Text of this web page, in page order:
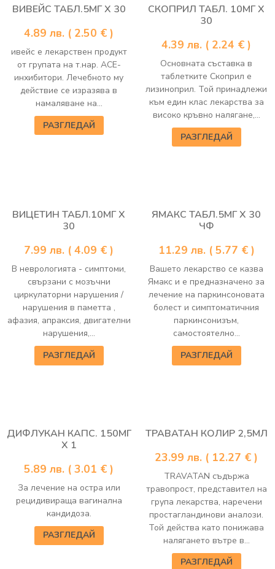
ВИВЕЙС ТАБЛ.5МГ Х 30
4.89 лв. ( 2.50 € )
ивейс е лекарствен продукт
от групата на т.нар. АСЕ-
инхибитори. Лечебното му
действие се изразява в
намаляване на...
РАЗГЛЕДАЙ
СКОПРИЛ ТАБЛ. 10МГ Х
30
4.39 лв. ( 2.24 € )
Основната съставка в
таблетките Скоприл е
лизиноприл. Той принадлежи
към един клас лекарства за
високо кръвно налягане,...
РАЗГЛЕДАЙ
ВИЦЕТИН ТАБЛ.10МГ Х
30
7.99 лв. ( 4.09 € )
В неврологията - симптоми,
свързани с мозъчни
циркулаторни нарушения /
нарушения в паметта ,
афазия, апраксия, двигателни
нарушения,...
РАЗГЛЕДАЙ
ЯМАКС ТАБЛ.5МГ Х 30
ЧФ
11.29 лв. ( 5.77 € )
Вашето лекарство се казва
Ямакс и е предназначено за
лечение на паркинсоновата
болест и симптоматичния
паркинсонизъм,
самостоятелно...
РАЗГЛЕДАЙ
ДИФЛУКАН КАПС. 150МГ
Х 1
5.89 лв. ( 3.01 € )
За лечение на остра или
рецидивираща вагинална
кандидоза.
РАЗГЛЕДАЙ
ТРАВАТАН КОЛИР 2,5МЛ
23.99 лв. ( 12.27 € )
TRAVATAN съдържа
травопрост, представител на
група лекарства, наречени
простагландинови аналози.
Той действа като понижава
налягането вътре в...
РАЗГЛЕДАЙ